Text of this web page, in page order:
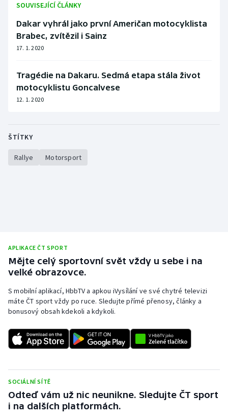
SOUVISEJÍCÍ ČLÁNKY
Dakar vyhrál jako první Američan motocyklista
Brabec, zvítězil i Sainz
17. 1. 2020
Tragédie na Dakaru. Sedmá etapa stála život
motocyklistu Goncalvese
12. 1. 2020
ŠTÍTKY
Rallye Motorsport
APLIKACE ČT SPORT
Mějte celý sportovní svět vždy u sebe i na
velké obrazovce.
S mobilní aplikací, HbbTV a apkou iVysílání ve své chytré televizi
máte ČT sport vždy po ruce. Sledujte přímé přenosy, články a
bonusový obsah kdekoli a kdykoli.
SOCIÁLNÍ SÍTĚ
Odteď vám už nic neunikne. Sledujte ČT sport
i na dalších platformách.